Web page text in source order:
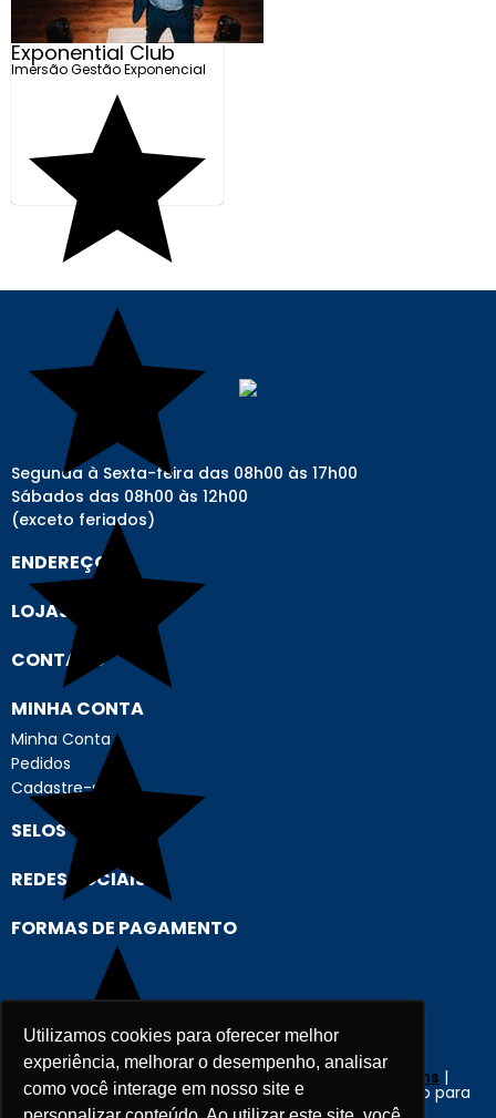
Utilizamos cookies para oferecer melhor
experiência, melhorar o desempenho, analisar
como você interage em nosso site e
Exponential Club
Imersão Gestão Exponencial
Segunda à Sexta-feira das 08h00 às 17h00
Sábados das 08h00 às 12h00
(exceto feriados)
ENDEREÇO
LOJAS
CONTATO
MINHA CONTA
Minha Conta
Pedidos
Cadastre-se
SELOS
REDES SOCIAIS
FORMAS DE PAGAMENTO
Criação e Desenvolvimento Agência New Humans |
PlataformaAdd Suite- Tecnologia e Comunicação para
Transformação Digital